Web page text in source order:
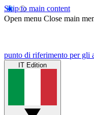
Skip to main content
Open menu Close main
punto di riferimento per gli
IT Edition